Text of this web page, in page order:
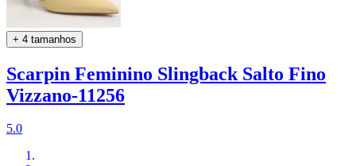
+ 4 tamanhos
Scarpin Feminino Slingback Salto Fino
Vizzano-11256
5.0